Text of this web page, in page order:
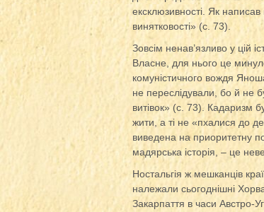
ексклюзивності. Як
винятковості» (с. 73).
Зовсім ненав’язливо у цій
Власне, для нього це
комуністичного вождя
не переслідували, бо й не
витівок» (с. 73). Кадаризм
жити, а ті не «пхалися до
виведена на приоритетну
мадярська історія, – це
Ностальгія ж мешканців
належали сьогоднішні
Закарпаття в часи Австро-